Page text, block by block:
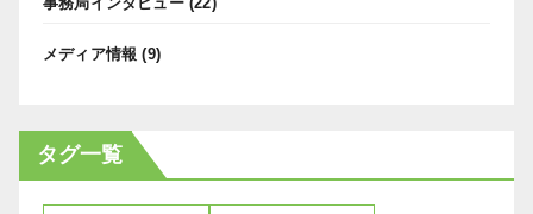
メディア情報 (9)
タグ一覧